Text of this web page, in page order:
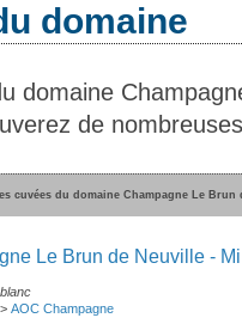
domaine
domaine
de
cuvées du domaine Champagne Le Brun
Le Brun de Neuville -
> AOC Champagne